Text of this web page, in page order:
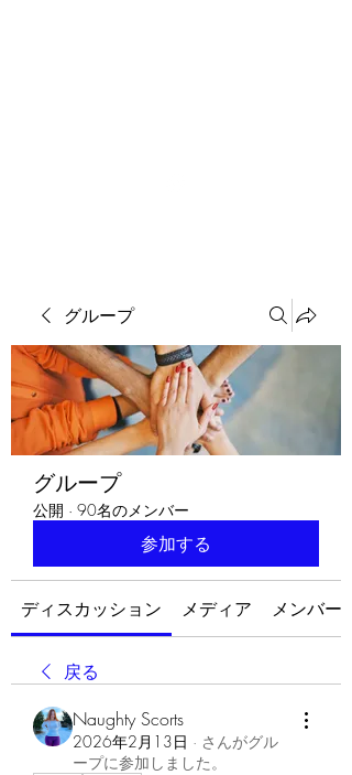
グループ
グループ
公開 · 90名のメンバー
参加する
ディスカッション メディア メンバー
戻る
Naughty Scorts
2026年2月13日 · さんがグル
ープに参加しました。